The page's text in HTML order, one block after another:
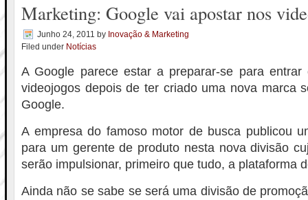
Marketing: Google vai apostar nos
Junho 24, 2011 by Inovação & Marketing
Filed under Notícias
A Google parece estar a preparar-se para
videojogos depois de ter criado uma nova marca
Google.
A empresa do famoso motor de busca publicou
para um gerente de produto nesta nova divisão
serão impulsionar, primeiro que tudo, a plataforma
Ainda não se sabe se será uma divisão de